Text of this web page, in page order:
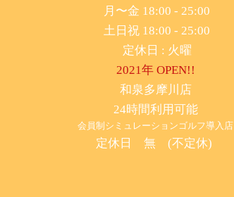
月〜金 18:00 - 25:00
土日祝 18:00 - 25:00
​定休日 : 火曜
2021年 OPEN!!
​和泉多摩川店
24時間利用可能
​会員制シミュレーションゴルフ導入店
定休日 無 (不定休)